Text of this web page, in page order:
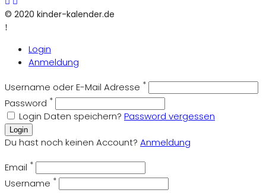
© 2020 kinder-kalender.de
Login
Anmeldung
Username oder E-Mail Adresse *
Password *
Login Daten speichern? Password vergessen
Login
Du hast noch keinen Account? Anmeldung
Email *
Username *